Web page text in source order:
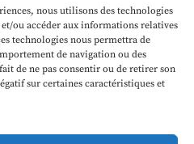
nous utilisons des technologies
ou accéder aux informations relatives
technologies nous permettra de
de navigation ou des
de ne pas consentir ou de retirer son
sur certaines caractéristiques et